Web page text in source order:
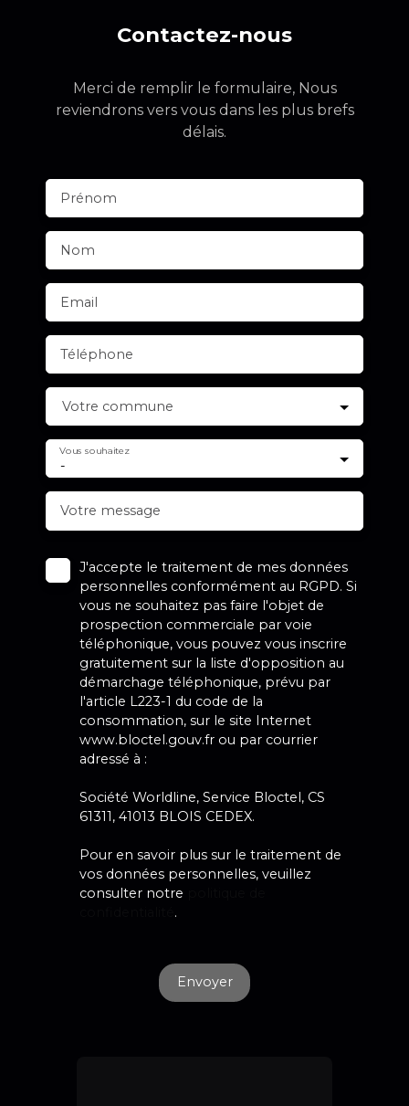
Contactez-nous
Merci de remplir le formulaire, Nous
reviendrons vers vous dans les plus brefs
délais.
Prénom
Nom
Email
Téléphone
Votre commune
-
Vous souhaitez
Votre message
J'accepte le traitement de mes données
personnelles conformément au RGPD. Si
vous ne souhaitez pas faire l'objet de
prospection commerciale par voie
téléphonique, vous pouvez vous inscrire
gratuitement sur la liste d'opposition au
démarchage téléphonique, prévu par
l'article L223-1 du code de la
consommation, sur le site Internet
www.bloctel.gouv.fr ou par courrier
adressé à :
Société Worldline, Service Bloctel, CS
61311, 41013 BLOIS CEDEX.
Pour en savoir plus sur le traitement de
vos données personnelles, veuillez
consulter notre
.
Envoyer